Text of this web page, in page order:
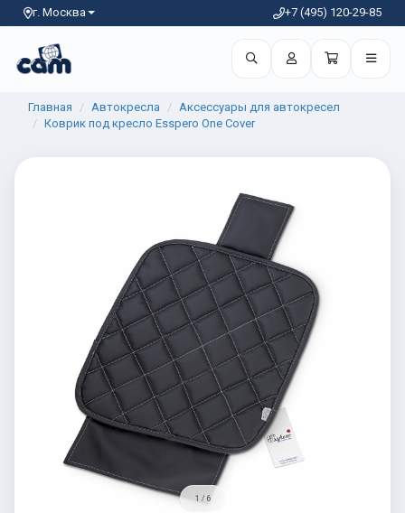
г. Москва +7 (495) 120-29-85
Главная Автокресла
Аксессуары для автокресел
Коврик под кресло Esspero One Cover
1 / 6